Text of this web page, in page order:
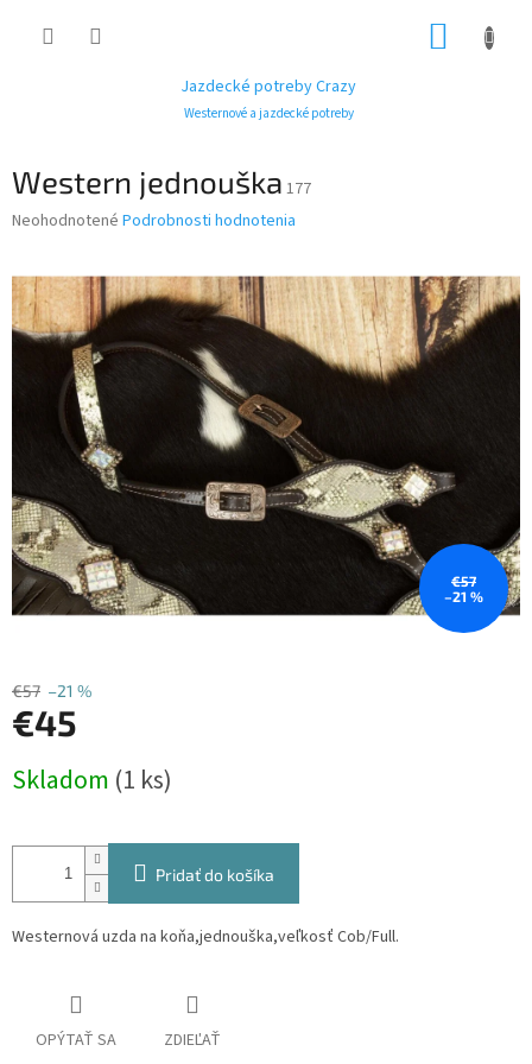
Jazdecké potreby Crazy
Westernové a jazdecké potreby
Western jednouška 177
Priemerné
je
0,0
z
hviezdičiek.
Neohodnotené Podrobnosti hodnotenia
€57
–21 %
€57 –21 %
€45
cena:
Skladom (1 ks)
Pridať do košíka
Westernová uzda na koňa,jednouška,veľkosť Cob/Full.
OPÝTAŤ SA ZDIEĽAŤ